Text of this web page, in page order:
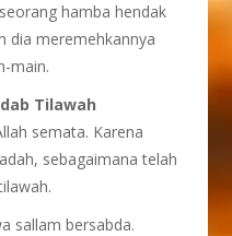
hamba hendak
dia meremehkannya
main.
Tilawah
semata. Karena
sebagaimana telah
sallam bersabda.